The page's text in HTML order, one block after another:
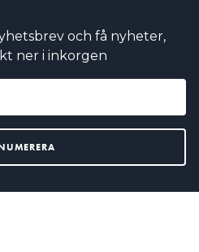
och få nyheter,
ner i inkorgen